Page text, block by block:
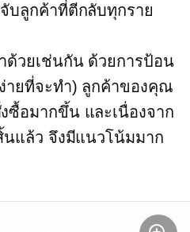
บลูกค้าที่ตีกลับทุกราย
ด้วยเช่นกัน ด้วยการป้อน
ายที่จะทำ) ลูกค้าของคุณ
ซื้อมากขึ้น และเนื่องจาก
นแล้ว จึงมีแนวโน้มมาก